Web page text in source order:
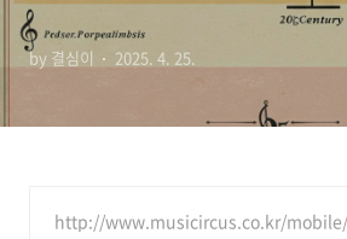
by 결심이 2025. 4. 25.
http://www.musicircus.co.kr/